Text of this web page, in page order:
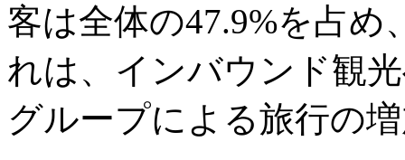
客は全体の47.9%を占め
れは、インバウンド観
グループによる旅行の